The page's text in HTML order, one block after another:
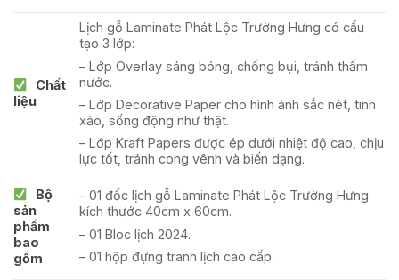
Chất
liệu
Lịch gỗ Laminate Phát Lộc Trường Hưng có cấu
tạo 3 lớp:
– Lớp Overlay sáng bóng, chống bụi, tránh thấm
nước.
– Lớp Decorative Paper cho hình ảnh sắc nét, tinh
xảo, sống động như thật.
– Lớp Kraft Papers được ép dưới nhiệt độ cao, chịu
lực tốt, tránh cong vênh và biến dạng.
Bộ
sản
phẩm
bao
gồm
– 01 đốc lịch gỗ Laminate Phát Lộc Trường Hưng
kích thước40cm x 60cm.
– 01 Bloc lịch 2024.
– 01 hộp đựng tranh lịch cao cấp.